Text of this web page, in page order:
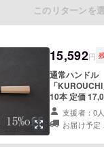
元：株式会社
イパレード 生
皆様のご支
した場合、正
価格より下が
す。 ※デザイ
可能性もご
い。 ※ご注文
状況、製造工
荷時期が遅れ
このリターンを
15,592円
通常ハンド
「
10本 定価
料1,100円 合
包丁サイズ：
約180ｇ 包丁
支援者：0人
お届け予定